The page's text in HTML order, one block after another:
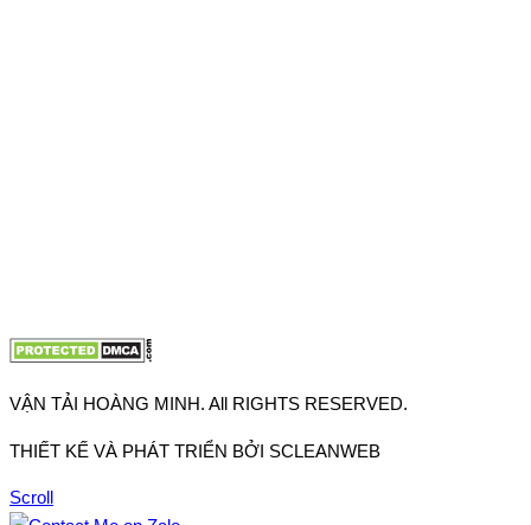
VẬN TẢI HOÀNG MINH. All RIGHTS RESERVED.
THIẾT KẾ VÀ PHÁT TRIỂN BỞI SCLEANWEB
Scroll